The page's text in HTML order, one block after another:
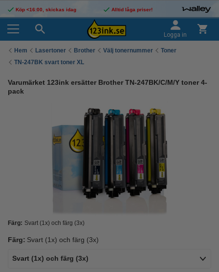
Köp <16:00, skickas idag Alltid låga priser!
Logga in
Hem Lasertoner Brother Välj tonernummer
Toner
TN-247BK svart toner XL
Varumärket 123ink ersätter Brother TN-247BK/C/M/Y toner 4-
pack
Färg: Svart (1x) och färg (3x)
Färg: Svart (1x) och färg (3x)
Svart (1x) och färg (3x)